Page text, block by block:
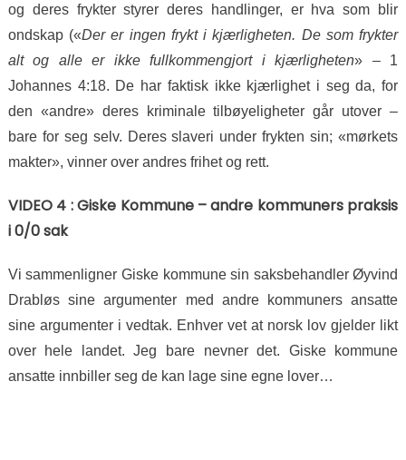
og deres frykter styrer deres handlinger, er hva som blir
ondskap («Der er ingen frykt i kjærligheten. De som frykter
alt og alle er ikke fullkommengjort i kjærligheten» – 1
Johannes 4:18. De har faktisk ikke kjærlighet i seg da, for
den «andre» deres kriminale tilbøyeligheter går utover –
bare for seg selv. Deres slaveri under frykten sin; «mørkets
makter», vinner over andres frihet og rett.
VIDEO 4 : Giske Kommune – andre kommuners praksis
i 0/0 sak
Vi sammenligner Giske kommune sin saksbehandler Øyvind
Drabløs sine argumenter med andre kommuners ansatte
sine argumenter i vedtak. Enhver vet at norsk lov gjelder likt
over hele landet. Jeg bare nevner det. Giske kommune
ansatte innbiller seg de kan lage sine egne lover…